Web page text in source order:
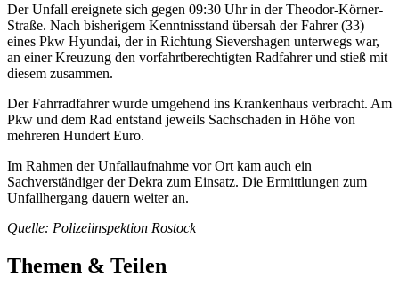
Der Unfall ereignete sich gegen 09:30 Uhr in der Theodor-Körner-
Straße. Nach bisherigem Kenntnisstand übersah der Fahrer (33)
eines Pkw Hyundai, der in Richtung Sievershagen unterwegs war,
an einer Kreuzung den vorfahrtberechtigten Radfahrer und stieß mit
diesem zusammen.
Der Fahrradfahrer wurde umgehend ins Krankenhaus verbracht. Am
Pkw und dem Rad entstand jeweils Sachschaden in Höhe von
mehreren Hundert Euro.
Im Rahmen der Unfallaufnahme vor Ort kam auch ein
Sachverständiger der Dekra zum Einsatz. Die Ermittlungen zum
Unfallhergang dauern weiter an.
Quelle: Polizeiinspektion Rostock
Themen & Teilen